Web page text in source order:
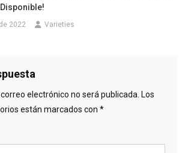
2022 Varieties
electrónico no será publicada. Los
están marcados con *